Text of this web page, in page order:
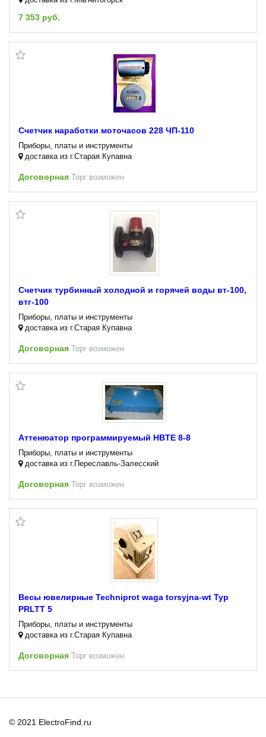
7 353 руб.
Счетчик наработки моточасов 228 ЧП-110
Приборы, платы и инструменты
доставка из г.Старая Купавна
Договорная Торг возможен
Счетчик турбинный холодной и горячей воды вт-100,
втг-100
Приборы, платы и инструменты
доставка из г.Старая Купавна
Договорная Торг возможен
Аттенюатор программируемый HBTE 8-8
Приборы, платы и инструменты
доставка из г.Переславль-Залесский
Договорная Торг возможен
Весы ювелирные Techniprot waga torsyjna-wt Typ
PRLTT 5
Приборы, платы и инструменты
доставка из г.Старая Купавна
Договорная Торг возможен
© 2021 ElectroFind.ru